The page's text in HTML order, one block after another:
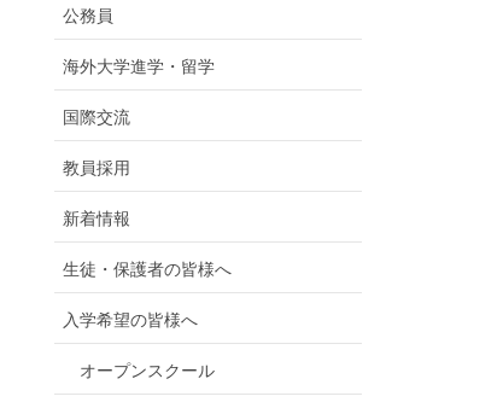
公務員
海外大学進学・留学
国際交流
教員採用
新着情報
生徒・保護者の皆様へ
入学希望の皆様へ
オープンスクール